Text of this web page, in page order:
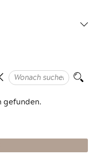
gefunden.